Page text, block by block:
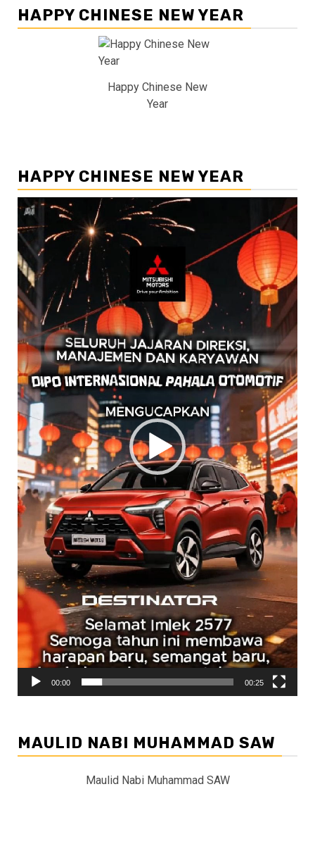
HAPPY CHINESE NEW YEAR
Happy Chinese New
Year
HAPPY CHINESE NEW YEAR
Pemutar
00:00 00:25
MAULID NABI MUHAMMAD SAW
Maulid Nabi Muhammad SAW